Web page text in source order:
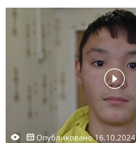
Опубликовано 16.10.2024